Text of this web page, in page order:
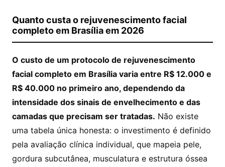
Quanto custa o rejuvenescimento facial
completo em Brasília em 2026
O custo de um protocolo de rejuvenescimento
facial completo em Brasília varia entre R$ 12.000 e
R$ 40.000 no primeiro ano, dependendo da
intensidade dos sinais de envelhecimento e das
camadas que precisam ser tratadas. Não existe
uma tabela única honesta: o investimento é definido
pela avaliação clínica individual, que mapeia pele,
gordura subcutânea, musculatura e estrutura óssea